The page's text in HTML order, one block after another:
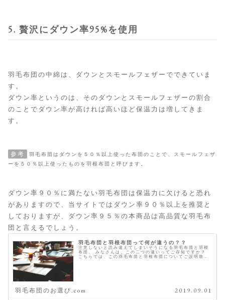
5. 贅沢にダウン率95%を使用
羽毛布団の中綿は、ダウンとスモールフェザーでできていま
す。
ダウン率というのは、そのダウンとスモールフェザーの割合
のことでダウン率が高ければ高いほど保温力は増してきま
す。
参考
羽毛布団はダウンを５０％以上使った布団のことで、スモールフェザ
ーを５０％以上使ったものを羽根布団と呼びます。
ダウン率９０％に満たない羽毛布団は保温力に欠けると恐れ
がありますので、当サイトではダウン率９０％以上を推奨と
しておりますが、ダウン率９５％の本商品は高品質な羽毛布
団と言えるでしょう。
羽毛布団と羽根布団って何が違うの？？
注意しないと読み違えてしまいそうになる羽毛布団と羽根
布団。 みなさんは、この二つの違いってご存知ですか？
こちらでは、この羽毛布団と羽根布団についてご説明致し
羽毛布団のお選び.com 2019.09.01